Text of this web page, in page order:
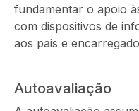
fundamentar o apoio
com dispositivos de
aos pais e
Autoavaliação